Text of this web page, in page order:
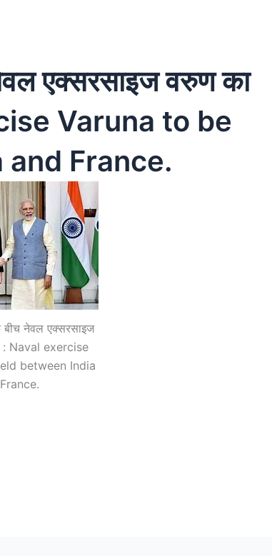
एक्सरसाइज वरुण का
Varuna to be
France.
नेवल एक्सरसाइज
Naval exercise
between India